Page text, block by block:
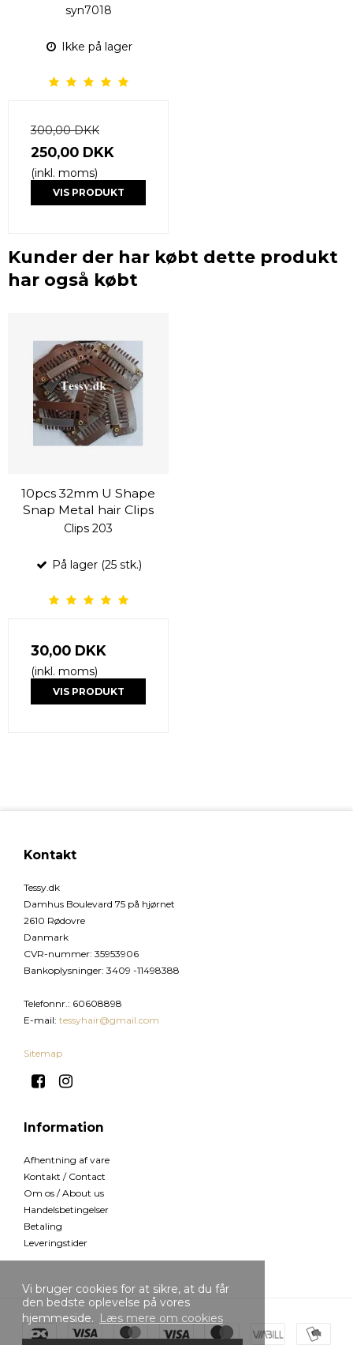
Vi bruger cookies for at sikre, at du får
den bedste oplevelse på vores
hjemmeside. Læs mere om cookies
syn7018
Ikke på lager
300,00 DKK
250,00 DKK
(inkl. moms)
VIS PRODUKT
Kunder der har købt dette produkt
har også købt
10pcs 32mm U Shape
Snap Metal hair Clips
Clips 203
På lager (25 stk.)
30,00 DKK
(inkl. moms)
VIS PRODUKT
Kontakt
Tessy.dk
Damhus Boulevard 75 på hjørnet
2610 Rødovre
Danmark
CVR-nummer: 35953906
Bankoplysninger: 3409 -11498388
Telefonnr. : 60608898
E-mail: tessyhair@gmail.com
Sitemap
Information
Afhentning af vare
Kontakt / Contact
Om os / About us
Handelsbetingelser
Betaling
Leveringstider